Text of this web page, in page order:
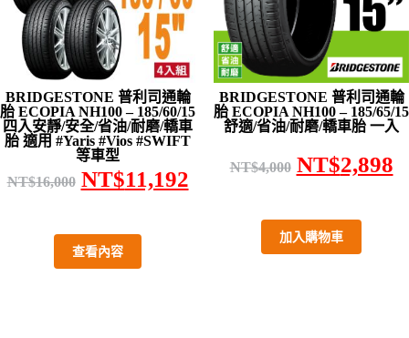
BRIDGESTONE 普利司通輪
胎 ECOPIA NH100 – 185/60/15
四入安靜/安全/省油/耐磨/轎車
胎 適用 #Yaris #Vios #SWIFT
等車型
NT$16,000 NT$11,192
查看內容
BRIDGESTONE 普利司通輪
胎 ECOPIA NH100 – 185/65/15
舒適/省油/耐磨/轎車胎 一入
NT$4,000 NT$2,898
加入購物車